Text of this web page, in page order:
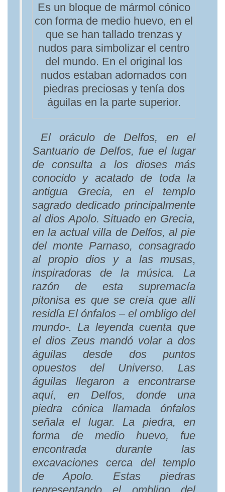
Es un bloque de mármol cónico
con forma de medio huevo, en el
que se han tallado trenzas y
nudos para simbolizar el centro
del mundo. En el original los
nudos estaban adornados con
piedras preciosas y tenía dos
águilas en la parte superior.
El oráculo de Delfos, en el
Santuario de Delfos, fue el lugar
de consulta a los dioses más
conocido y acatado de toda la
antigua Grecia, en el templo
sagrado dedicado principalmente
al dios Apolo. Situado en Grecia,
en la actual villa de Delfos, al pie
del monte Parnaso, consagrado
al propio dios y a las musas,
inspiradoras de la música. La
razón de esta supremacía
pitonisa es que se creía que allí
residía El ónfalos – el ombligo del
mundo-. La leyenda cuenta que
el dios Zeus mandó volar a dos
águilas desde dos puntos
opuestos del Universo. Las
águilas llegaron a encontrarse
aquí, en Delfos, donde una
piedra cónica llamada ónfalos
señala el lugar. La piedra, en
forma de medio huevo, fue
encontrada durante las
excavaciones cerca del templo
de Apolo. Estas piedras